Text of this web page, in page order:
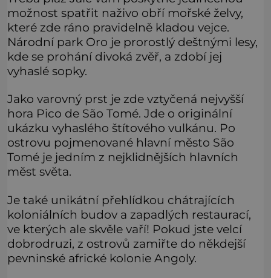
možnost spatřit naživo obří mořské želvy,
které zde ráno pravidelně kladou vejce.
Národní park Oro je prorostlý deštnými lesy,
kde se prohání divoká zvěř, a zdobí jej
vyhaslé sopky.
Jako varovný prst je zde vztyčená nejvyšší
hora Pico de São Tomé. Jde o originální
ukázku vyhaslého štítového vulkánu. Po
ostrovu pojmenované hlavní město São
Tomé je jedním z nejklidnějších hlavních
měst světa.
Je také unikátní přehlídkou chátrajících
koloniálních budov a zapadlých restaurací,
ve kterých ale skvěle vaří! Pokud jste velcí
dobrodruzi, z ostrovů zamiřte do někdejší
pevninské africké kolonie Angoly.